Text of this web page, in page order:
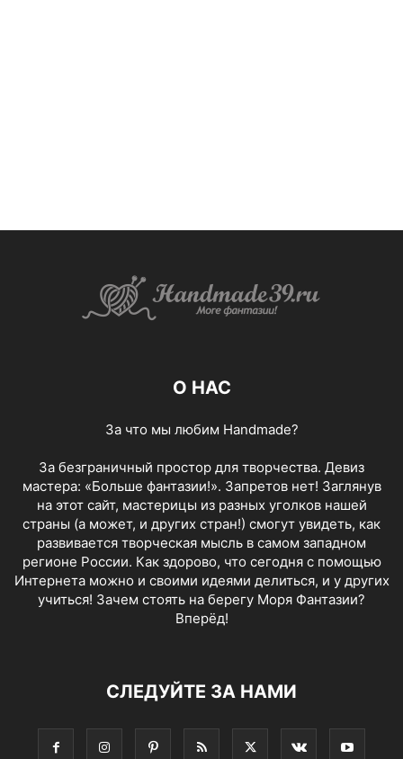
О НАС
За что мы любим Handmade?
За безграничный простор для творчества. Девиз
мастера: «Больше фантазии!». Запретов нет! Заглянув
на этот сайт, мастерицы из разных уголков нашей
страны (а может, и других стран!) смогут увидеть, как
развивается творческая мысль в самом западном
регионе России. Как здорово, что сегодня с помощью
Интернета можно и своими идеями делиться, и у других
учиться! Зачем стоять на берегу Моря Фантазии?
Вперёд!
СЛЕДУЙТЕ ЗА НАМИ